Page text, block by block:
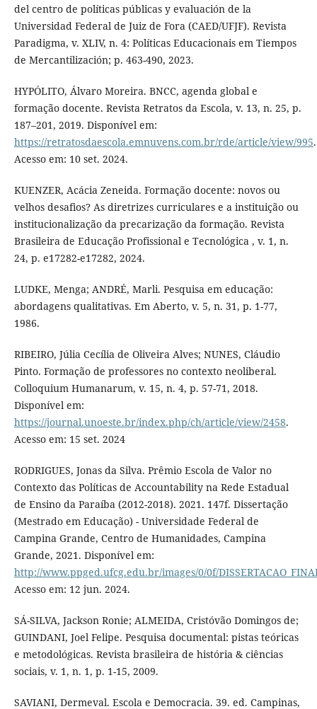
del centro de políticas públicas y evaluación de la
Universidad Federal de Juiz de Fora (CAED/UFJF). Revista
Paradigma, v. XLIV, n. 4: Políticas Educacionais em Tiempos
de Mercantilización; p. 463-490, 2023.
HYPÓLITO, Álvaro Moreira. BNCC, agenda global e
formação docente. Revista Retratos da Escola, v. 13, n. 25, p.
187–201, 2019. Disponível em:
https://retratosdaescola.emnuvens.com.br/rde/article/view/995.
Acesso em: 10 set. 2024.
KUENZER, Acácia Zeneida. Formação docente: novos ou
velhos desafios? As diretrizes curriculares e a instituição ou
institucionalização da precarização da formação. Revista
Brasileira de Educação Profissional e Tecnológica , v. 1, n.
24, p. e17282-e17282, 2024.
LUDKE, Menga; ANDRÉ, Marli. Pesquisa em educação:
abordagens qualitativas. Em Aberto, v. 5, n. 31, p. 1-77,
1986.
RIBEIRO, Júlia Cecília de Oliveira Alves; NUNES, Cláudio
Pinto. Formação de professores no contexto neoliberal.
Colloquium Humanarum, v. 15, n. 4, p. 57-71, 2018.
Disponível em:
https://journal.unoeste.br/index.php/ch/article/view/2458.
Acesso em: 15 set. 2024
RODRIGUES, Jonas da Silva. Prêmio Escola de Valor no
Contexto das Políticas de Accountability na Rede Estadual
de Ensino da Paraíba (2012-2018). 2021. 147f. Dissertação
(Mestrado em Educação) - Universidade Federal de
Campina Grande, Centro de Humanidades, Campina
Grande, 2021. Disponível em:
http://www.ppged.ufcg.edu.br/images/0/0f/
Acesso em: 12 jun. 2024.
SÁ-SILVA, Jackson Ronie; ALMEIDA, Cristóvão Domingos de;
GUINDANI, Joel Felipe. Pesquisa documental: pistas teóricas
e metodológicas. Revista brasileira de história & ciências
sociais, v. 1, n. 1, p. 1-15, 2009.
SAVIANI, Dermeval. Escola e Democracia. 39. ed. Campinas,